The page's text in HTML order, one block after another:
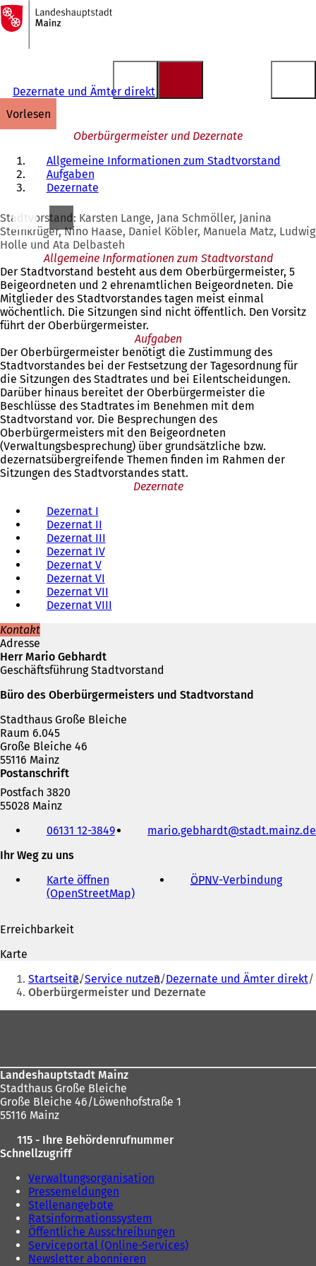
Inhalt anspringen
Zur
Startseite
Dezernate und Ämter direkt
vorlesen
Oberbürgermeister und Dezernate
Allgemeine Informationen zum Stadtvorstand
Aufgaben
Dezernate
Stadtvorstand: Karsten Lange, Jana Schmöller, Janina
Steinkrüger, Nino Haase, Daniel Köbler, Manuela Matz, Ludwig
Holle und Ata Delbasteh
Allgemeine Informationen zum Stadtvorstand
Der Stadtvorstand besteht aus dem Oberbürgermeister, 5
Beigeordneten und 2 ehrenamtlichen Beigeordneten. Die
Mitglieder des Stadtvorstandes tagen meist einmal
wöchentlich. Die Sitzungen sind nicht öffentlich. Den Vorsitz
führt der Oberbürgermeister.
Aufgaben
Der Oberbürgermeister benötigt die Zustimmung des
Stadtvorstandes bei der Festsetzung der Tagesordnung für
die Sitzungen des Stadtrates und bei Eilentscheidungen.
Darüber hinaus bereitet der Oberbürgermeister die
Beschlüsse des Stadtrates im Benehmen mit dem
Stadtvorstand vor. Die Besprechungen des
Oberbürgermeisters mit den Beigeordneten
(Verwaltungsbesprechung) über grundsätzliche bzw.
dezernatsübergreifende Themen finden im Rahmen der
Sitzungen des Stadtvorstandes statt.
Dezernate
Dezernat I
Dezernat II
Dezernat III
Dezernat IV
Dezernat V
Dezernat VI
Dezernat VII
Dezernat VIII
Kontakt
Adresse
Herr Mario Gebhardt
Geschäftsführung Stadtvorstand
Büro des Oberbürgermeisters und Stadtvorstand
Stadthaus Große Bleiche
Raum 6.045
Große Bleiche 46
55116 Mainz
Postanschrift
Postfach 3820
55028 Mainz
Fax
E-
Adresse
06131 12-3849 mario.gebhardt stadt.mainz de
Ihr Weg zu uns
Karte öffnen
(OpenStreetMap)(
t
i
n
e
m
e
u
n
T
b
ÖPNV-Verbindung(
i
n
i
n
Erreichbarkeit
Karte
Sie
befinden
sich
Startseite Service nutzen Dezernate und Ämter direkt
Oberbürgermeister und Dezernate
Landeshauptstadt Mainz
Stadthaus Große Bleiche
Große Bleiche 46/Löwenhofstraße 1
55116 Mainz
115 - Ihre Behördenrufnummer
Schnellzugriff
Verwaltungsorganisation
Pressemeldungen
Stellenangebote
Ratsinformationssystem
Öffentliche Ausschreibungen
Serviceportal (Online-Services)
Newsletter abonnieren